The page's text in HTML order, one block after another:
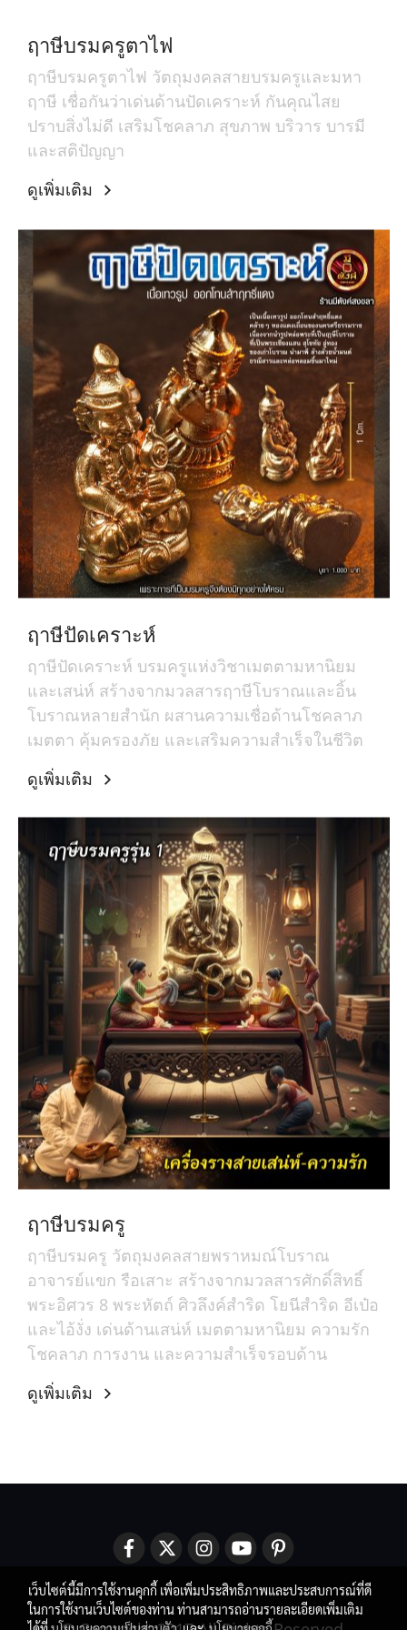
ฤาษีบรมครูตาไฟ
ฤาษีบรมครูตาไฟ วัตถุมงคลสายบรมครูและมหา
ฤาษี เชื่อกันว่าเด่นด้านปัดเคราะห์ กันคุณไสย
ปราบสิ่งไม่ดี เสริมโชคลาภ สุขภาพ บริวาร บารมี
และสติปัญญา
ดูเพิ่มเติม
ฤาษีปัดเคราะห์
ฤาษีปัดเคราะห์ บรมครูแห่งวิชาเมตตามหานิยม
และเสน่ห์ สร้างจากมวลสารฤาษีโบราณและอิ้น
โบราณหลายสำนัก ผสานความเชื่อด้านโชคลาภ
เมตตา คุ้มครองภัย และเสริมความสำเร็จในชีวิต
ดูเพิ่มเติม
ฤาษีบรมครู
ฤาษีบรมครู วัตถุมงคลสายพราหมณ์โบราณ
อาจารย์แขก รือเสาะ สร้างจากมวลสารศักดิ์สิทธิ์
พระอิศวร 8 พระหัตถ์ ศิวลึงค์สำริด โยนีสำริด อีเป๋อ
และไอ้งั่ง เด่นด้านเสน่ห์ เมตตามหานิยม ความรัก
โชคลาภ การงาน และความสำเร็จรอบด้าน
ดูเพิ่มเติม
เว็บไซต์นี้มีการใช้งานคุกกี้ เพื่อเพิ่มประสิทธิภาพและประสบการณ์ที่ดี
ในการใช้งานเว็บไซต์ของท่าน ท่านสามารถอ่านรายละเอียดเพิ่มเติม